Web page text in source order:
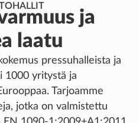
ja
laatu
pressuhalleista ja
1000 yritystä ja
Tarjoamme
jotka on valmistettu